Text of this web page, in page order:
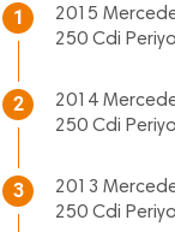
1
2015
250 Cdi
2
2014
250 Cdi
3
2013
250 Cdi